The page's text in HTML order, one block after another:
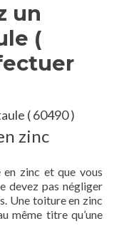
un
(
( 60490 )
zinc
zinc et que vous
devez pas négliger
Une toiture en zinc
même titre qu’une